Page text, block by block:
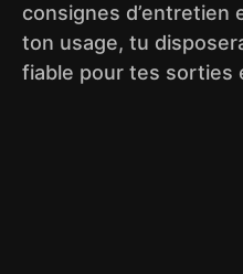
consignes d’entretien
ton usage, tu
fiable pour tes sorties